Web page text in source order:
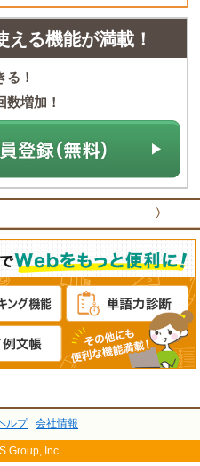
る機能が満載！
！
増加！
〉
ルプ 会社情報
Group, Inc.